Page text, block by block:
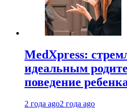
MedXpress:
идеальным
поведение
2 года ago2 года ago